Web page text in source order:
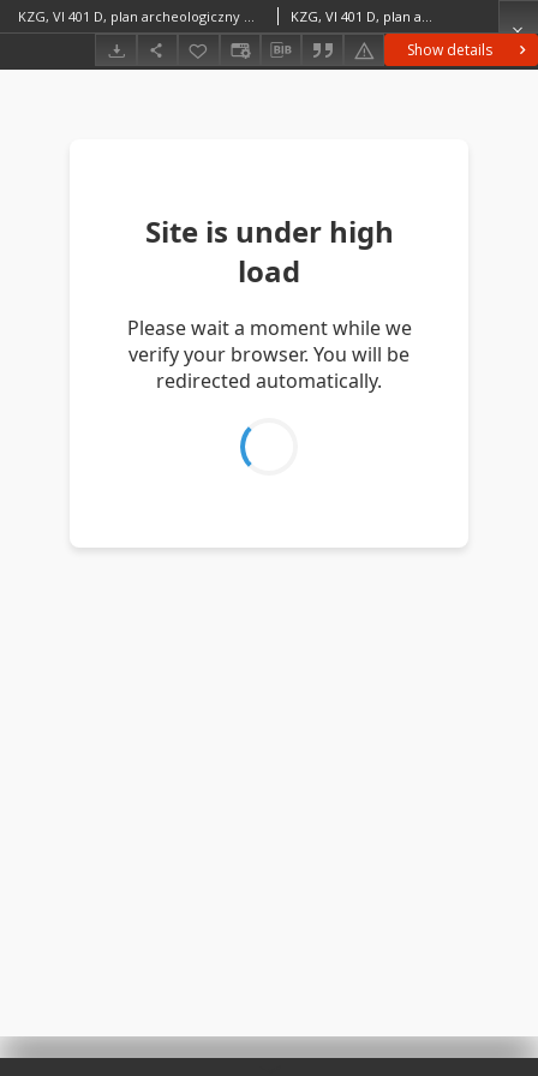
Show details
KZG, VI 401 D, plan archeologiczny wykopu, cmentarz (grób 16/59) KZG, VI 401 D, plan archeologiczny wykopu, cmentarz (grób 16/59) średniowiecze wczesne